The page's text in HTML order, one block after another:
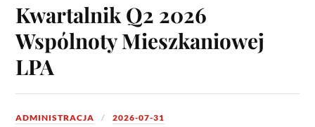
Kwartalnik Q2 2026
Wspólnoty Mieszkaniowej
LPA
ADMINISTRACJA 2026-07-31